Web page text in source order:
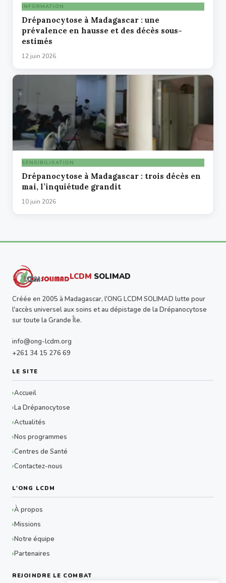
INFORMATION
Drépanocytose à Madagascar : une
prévalence en hausse et des décès sous-
estimés
12 juin 2026
SENSIBILISATION
Drépanocytose à Madagascar : trois décès en
mai, l’inquiétude grandit
10 juin 2026
LCDM SOLIMAD
Créée en 2005 à Madagascar, l'ONG LCDM SOLIMAD lutte pour
l'accès universel aux soins et au dépistage de la Drépanocytose
sur toute la Grande Île.
info@ong-lcdm.org
+261 34 15 276 69
LE SITE
Accueil
La Drépanocytose
Actualités
Nos programmes
Centres de Santé
Contactez-nous
L'ONG LCDM
À propos
Missions
Notre équipe
Partenaires
REJOINDRE LE COMBAT